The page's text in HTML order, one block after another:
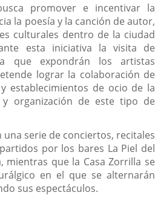
promover e incentivar la
la poesía y la canción de autor,
culturales dentro de la ciudad
esta iniciativa la visita de
que expondrán los artistas
lograr la colaboración de
establecimientos de ocio de la
organización de este tipo de
una serie de conciertos, recitales
por los bares La Piel del
mientras que la Casa Zorrilla se
en el que se alternarán
sus espectáculos.